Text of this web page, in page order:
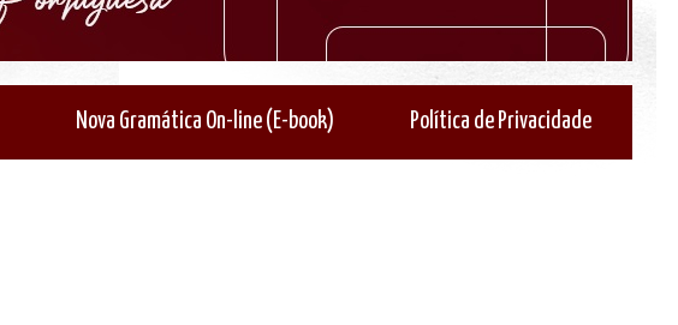
Nova Gramática On-line (E-book) Política de Privacidade